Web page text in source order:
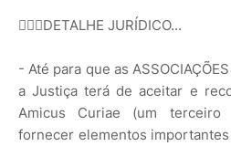
👮🏽‍♂DETALHE JURÍDICO...
- Até para que as
a Justiça terá de aceitar e
Amicus Curiae (um terceiro
fornecer elementos